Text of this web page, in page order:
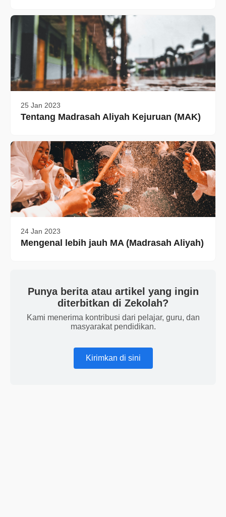
25 Jan 2023
Tentang Madrasah Aliyah Kejuruan (MAK)
24 Jan 2023
Mengenal lebih jauh MA (Madrasah Aliyah)
Punya berita atau artikel yang ingin
diterbitkan di Zekolah?
Kami menerima kontribusi dari pelajar, guru, dan
masyarakat pendidikan.
Kirimkan di sini